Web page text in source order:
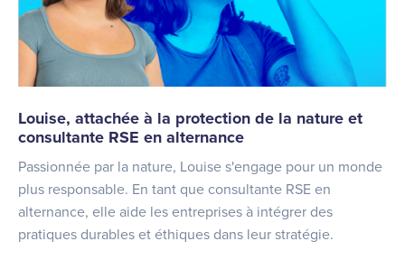
Louise, attachée à la protection de la nature et
consultante RSE en alternance
Passionnée par la nature, Louise s'engage pour un monde
plus responsable. En tant que consultante RSE en
alternance, elle aide les entreprises à intégrer des
pratiques durables et éthiques dans leur stratégie.